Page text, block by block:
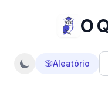
O
🎲Aleatório